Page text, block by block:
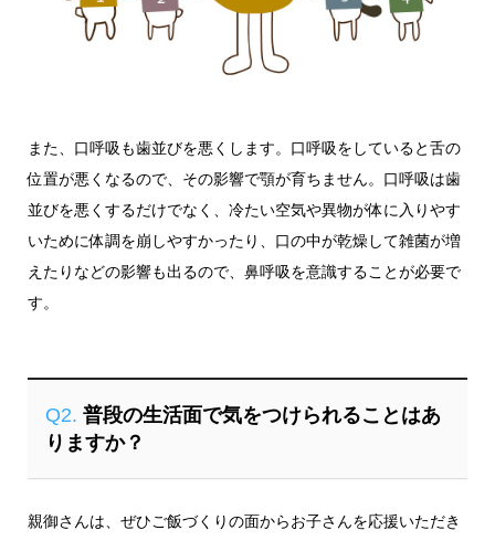
また、口呼吸も歯並びを悪くします。口呼吸をしていると舌の
位置が悪くなるので、その影響で顎が育ちません。口呼吸は歯
並びを悪くするだけでなく、冷たい空気や異物が体に入りやす
いために体調を崩しやすかったり、口の中が乾燥して雑菌が増
えたりなどの影響も出るので、鼻呼吸を意識することが必要で
す。
Q2. 普段の生活面で気をつけられることはあ
りますか？
親御さんは、ぜひご飯づくりの面からお子さんを応援いただき